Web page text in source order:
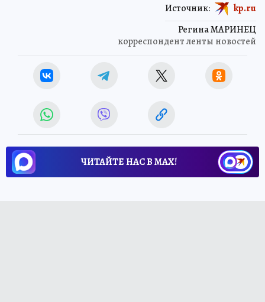
Регина МАРИНЕЦ
корреспондент ленты новостей
Источник: kp.ru
ЧИТАЙТЕ НАС В МАХ!